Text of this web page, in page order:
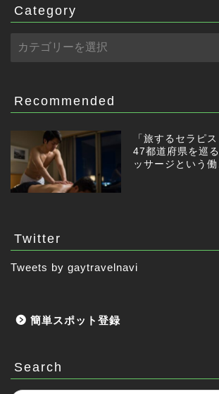
Category
Recommended
「旅するセラピ
47都道府県を巡
ッサージという
Twitter
Tweets by gaytravelnavi
簡単スポット登録
Search